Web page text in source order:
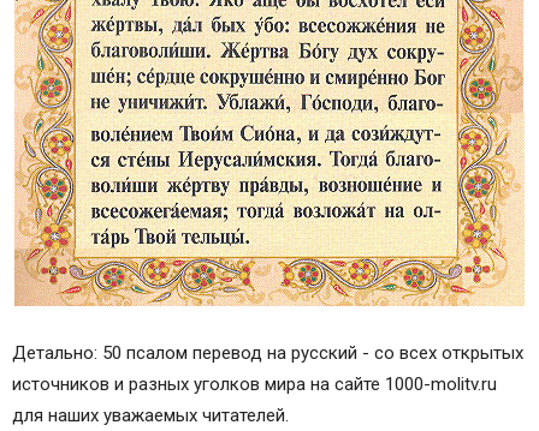
Детально: 50 псалом перевод на русский - со всех открытых
источников и разных уголков мира на сайте 1000-molitv.ru
для наших уважаемых читателей.